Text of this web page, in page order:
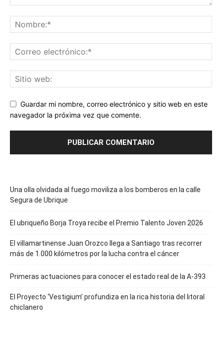
Guardar mi nombre, correo electrónico y sitio web en este
navegador la próxima vez que comente.
Una olla olvidada al fuego moviliza a los bomberos en la calle
Segura de Ubrique
El ubriqueño Borja Troya recibe el Premio Talento Joven 2026
El villamartinense Juan Orozco llega a Santiago tras recorrer
más de 1.000 kilómetros por la lucha contra el cáncer
Primeras actuaciones para conocer el estado real de la A-393
El Proyecto ‘Vestigium’ profundiza en la rica historia del litoral
chiclanero